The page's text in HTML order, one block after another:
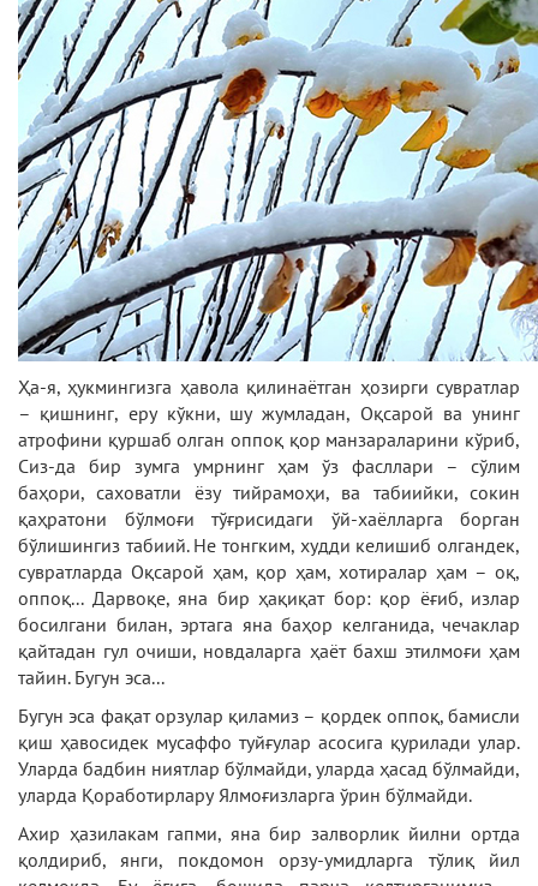
Ҳа-я, ҳукмингизга ҳавола қилинаётган ҳозирги сувратлар
– қишнинг, еру кўкни, шу жумладан, Оқсарой ва унинг
атрофини қуршаб олган оппоқ қор манзараларини кўриб,
Сиз-да бир зумга умрнинг ҳам ўз фасллари – сўлим
баҳори, саховатли ёзу тийрамоҳи, ва табиийки, сокин
қаҳратони бўлмоғи тўғрисидаги ўй-хаёлларга борган
бўлишингиз табиий. Не тонгким, худди келишиб олгандек,
сувратларда Оқсарой ҳам, қор ҳам, хотиралар ҳам – оқ,
оппоқ... Дарвоқе, яна бир ҳақиқат бор: қор ёғиб, излар
босилгани билан, эртага яна баҳор келганида, чечаклар
қайтадан гул очиши, новдаларга ҳаёт бахш этилмоғи ҳам
тайин. Бугун эса...
Бугун эса фақат орзулар қиламиз – қордек оппоқ, бамисли
қиш ҳавосидек мусаффо туйғулар асосига қурилади улар.
Уларда бадбин ниятлар бўлмайди, уларда ҳасад бўлмайди,
уларда Қоработирлару Ялмоғизларга ўрин бўлмайди.
Ахир ҳазилакам гапми, яна бир залворлик йилни ортда
қолдириб, янги, покдомон орзу-умидларга тўлиқ йил